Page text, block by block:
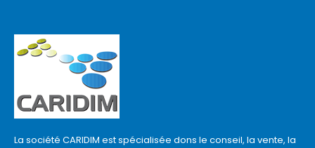
La société CARIDIM est spécialisée dons le conseil, la vente, la